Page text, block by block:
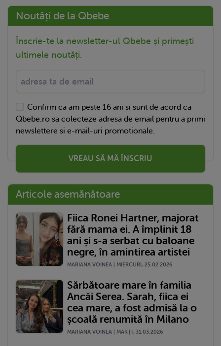
Noutăți de la Qbebe
Înscrie-te la newsletter-ul Qbebe și primești
ultimele noutăți.
Confirm ca am peste 16 ani si sunt de acord ca
Qbebe.ro sa colecteze adresa de email pentru a primi
newslettere si e-mail-uri promotionale.
VREAU SĂ MĂ ÎNSCRIU
Articole asemănătoare
Fiica Ronei Hartner, majorat
fără mama ei. A împlinit 18
ani și s-a serbat cu baloane
negre, în amintirea artistei
MARIANA VOINEA | MIERCURI, 25.02.2026
Sărbătoare mare în familia
Ancăi Serea. Sarah, fiica ei
cea mare, a fost admisă la o
școală renumită în Milano
MARIANA VOINEA | MARŢI, 31.03.2026